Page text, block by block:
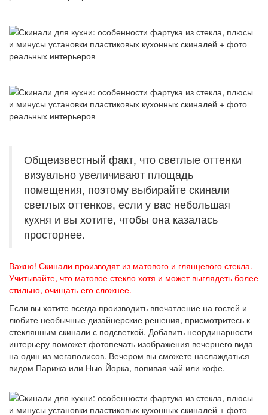
Общеизвестный факт, что светлые оттенки
визуально увеличивают площадь
помещения, поэтому выбирайте скинали
светлых оттенков, если у вас небольшая
кухня и вы хотите, чтобы она казалась
просторнее.
Важно! Скинали производят из матового и глянцевого стекла.
Учитывайте, что матовое стекло хотя и может выглядеть более
стильно, очищать его сложнее.
Если вы хотите всегда производить впечатление на гостей и
любите необычные дизайнерские решения, присмотритесь к
стеклянным скинали с подсветкой. Добавить неординарности
интерьеру поможет фотопечать изображения вечернего вида
на один из мегаполисов. Вечером вы сможете наслаждаться
видом Парижа или Нью-Йорка, попивая чай или кофе.